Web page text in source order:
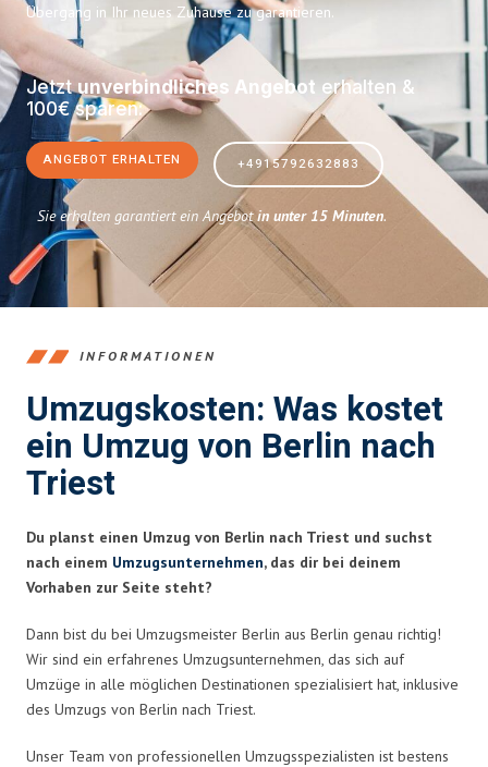
Übergang in Ihr neues Zuhause zu garantieren.
Jetztunverbindliches Angebot erhalten &
100€ sparen:
ANGEBOT ERHALTEN +4915792632883
Sie erhalten garantiert ein Angebotin unter 15 Minuten.
INFORMATIONEN
Umzugskosten: Was kostet
ein Umzug von Berlin nach
Triest
Du planst einen Umzug von Berlin nach Triest und suchst
nach einem Umzugsunternehmen, das dir bei deinem
Vorhaben zur Seite steht?
Dann bist du bei Umzugsmeister Berlin aus Berlin genau richtig!
Wir sind ein erfahrenes Umzugsunternehmen, das sich auf
Umzüge in alle möglichen Destinationen spezialisiert hat, inklusive
des Umzugs von Berlin nach Triest.
Unser Team von professionellen Umzugsspezialisten ist bestens